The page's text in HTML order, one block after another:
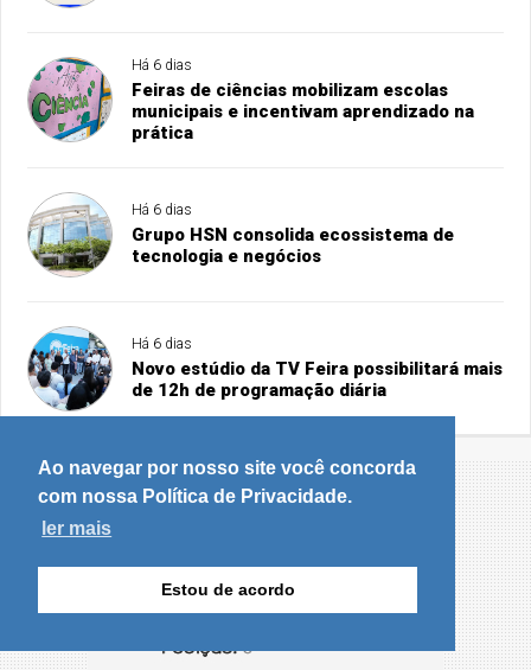
Ao navegar por nosso site você concorda
com nossa Política de Privacidade.
ler mais
Estou de acordo
Há 6 dias
Feiras de ciências mobilizam escolas
municipais e incentivam aprendizado na
prática
Há 6 dias
Grupo HSN consolida ecossistema de
tecnologia e negócios
Há 6 dias
Novo estúdio da TV Feira possibilitará mais
de 12h de programação diária